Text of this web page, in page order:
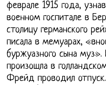
феврале 1915 года,
военном госпитале в
столицу германского
писала в мемуарах,
буржуазного сына муз».
произошла в
Фрейд проводил